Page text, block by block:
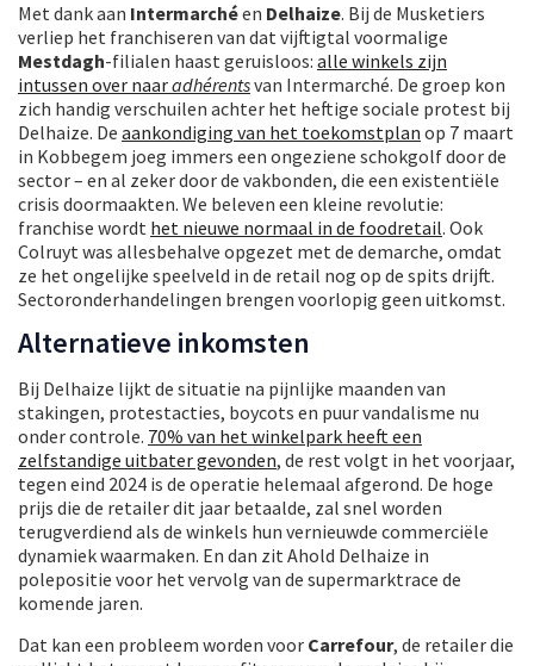
Met dank aan Intermarchéen Delhaize. Bij de Musketiers
verliep het franchiseren van dat vijftigtal voormalige
Mestdagh-filialen haast geruisloos: alle winkels zijn
intussen over naaradhérentsvan Intermarché. De groep kon
zich handig verschuilen achter het heftige sociale protest bij
Delhaize. De aankondiging van het toekomstplan op 7 maart
in Kobbegem joeg immers een ongeziene schokgolf door de
sector – en al zeker door de vakbonden, die een existentiële
crisis doormaakten. We beleven een kleine revolutie:
franchise wordt het nieuwe normaal in de foodretail. Ook
Colruyt was allesbehalve opgezet met de demarche, omdat
ze het ongelijke speelveld in de retail nog op de spits drijft.
Sectoronderhandelingen brengen voorlopig geen uitkomst.
Alternatieve inkomsten
Bij Delhaize lijkt de situatie na pijnlijke maanden van
stakingen, protestacties, boycots en puur vandalisme nu
onder controle. 70% van het winkelpark heeft een
zelfstandige uitbater gevonden, de rest volgt in het voorjaar,
tegen eind 2024 is de operatie helemaal afgerond. De hoge
prijs die de retailer dit jaar betaalde, zal snel worden
terugverdiend als de winkels hun vernieuwde commerciële
dynamiek waarmaken. En dan zit Ahold Delhaize in
polepositie voor het vervolg van de supermarktrace de
komende jaren.
Dat kan een probleem worden voor Carrefour, de retailer die